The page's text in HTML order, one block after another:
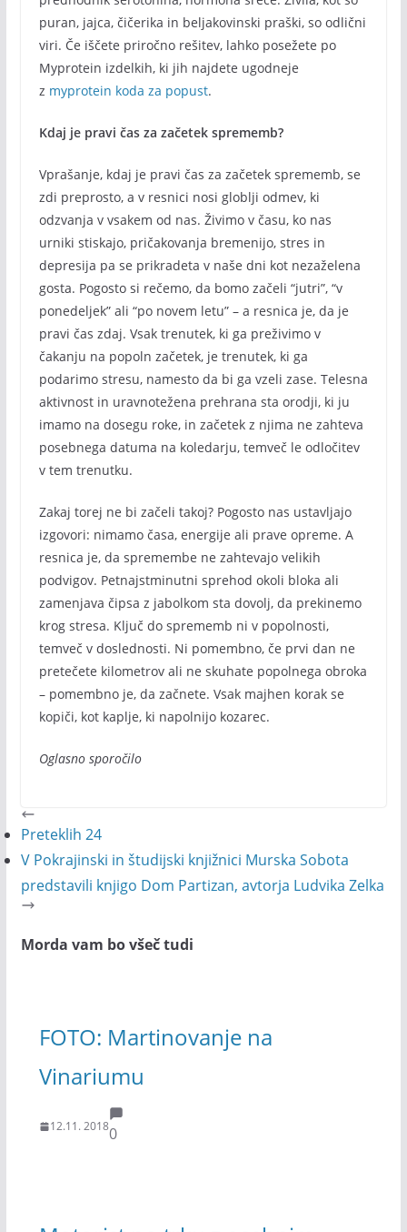
puran, jajca, čičerika in beljakovinski praški, so odlični
viri. Če iščete priročno rešitev, lahko posežete po
Myprotein izdelkih, ki jih najdete ugodneje
z myprotein koda za popust.
Kdaj je pravi čas za začetek sprememb?
Vprašanje, kdaj je pravi čas za začetek sprememb, se
zdi preprosto, a v resnici nosi globlji odmev, ki
odzvanja v vsakem od nas. Živimo v času, ko nas
urniki stiskajo, pričakovanja bremenijo, stres in
depresija pa se prikradeta v naše dni kot nezaželena
gosta. Pogosto si rečemo, da bomo začeli “jutri”, “v
ponedeljek” ali “po novem letu” – a resnica je, da je
pravi čas zdaj. Vsak trenutek, ki ga preživimo v
čakanju na popoln začetek, je trenutek, ki ga
podarimo stresu, namesto da bi ga vzeli zase. Telesna
aktivnost in uravnotežena prehrana sta orodji, ki ju
imamo na dosegu roke, in začetek z njima ne zahteva
posebnega datuma na koledarju, temveč le odločitev
v tem trenutku.
Zakaj torej ne bi začeli takoj? Pogosto nas ustavljajo
izgovori: nimamo časa, energije ali prave opreme. A
resnica je, da spremembe ne zahtevajo velikih
podvigov. Petnajstminutni sprehod okoli bloka ali
zamenjava čipsa z jabolkom sta dovolj, da prekinemo
krog stresa. Ključ do sprememb ni v popolnosti,
temveč v doslednosti. Ni pomembno, če prvi dan ne
pretečete kilometrov ali ne skuhate popolnega obroka
– pomembno je, da začnete. Vsak majhen korak se
kopiči, kot kaplje, ki napolnijo kozarec.
Oglasno sporočilo
Preteklih 24
V Pokrajinski in študijski knjižnici Murska Sobota
predstavili knjigo Dom Partizan, avtorja Ludvika Zelka
Morda vam bo všeč tudi
FOTO: Martinovanje na
Vinariumu
12.11. 20180